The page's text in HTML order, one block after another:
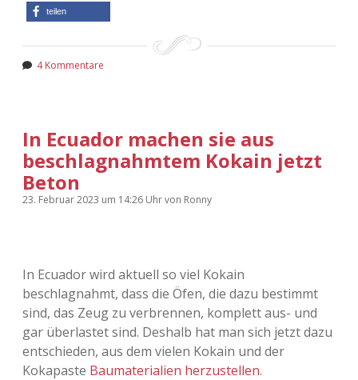
teilen
4 Kommentare
In Ecuador machen sie aus
beschlagnahmtem Kokain jetzt
Beton
23. Februar 2023 um 14:26 Uhrvon Ronny
In Ecuador wird aktuell so viel Kokain
beschlagnahmt, dass die Öfen, die dazu bestimmt
sind, das Zeug zu verbrennen, komplett aus- und
gar überlastet sind. Deshalb hat man sich jetzt dazu
entschieden, aus dem vielen Kokain und der
Kokapaste Baumaterialien herzustellen.